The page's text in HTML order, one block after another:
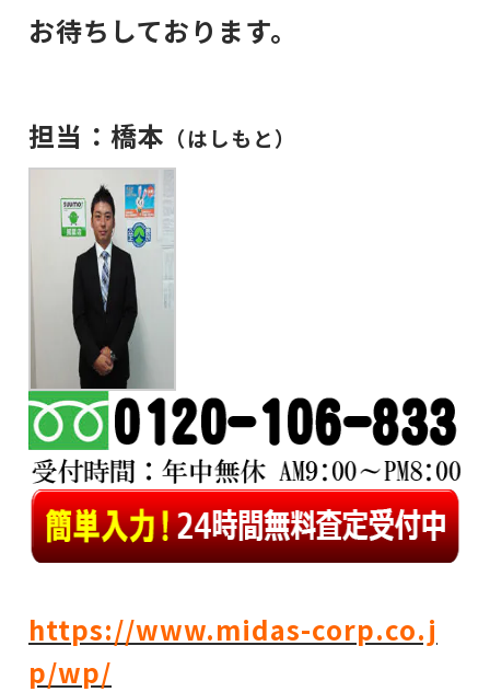
お待ちしております。
担当：橋本 （はしもと）
https://www.midas-corp.co.j
p/wp/